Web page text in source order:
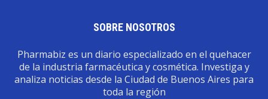
SOBRE NOSOTROS
Pharmabiz es un diario especializado en el quehacer
de la industria farmacéutica y cosmética. Investiga y
analiza noticias desde la Ciudad de Buenos Aires para
toda la región